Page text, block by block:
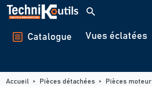
Panneau de gestion des cookies
search
Catalogue Vues éclatées
Accueil Pièces détachées Pièces moteur